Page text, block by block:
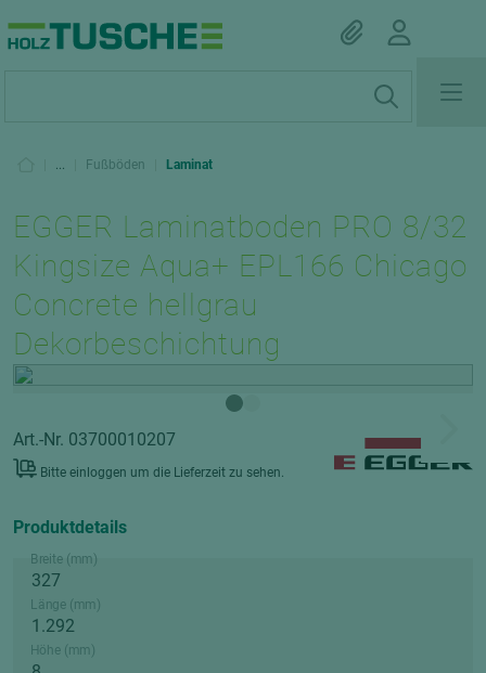
... Fußböden Laminat
EGGER Laminatboden PRO 8/32
Kingsize Aqua+ EPL166 Chicago
Concrete hellgrau
Dekorbeschichtung
Art.-Nr. 03700010207
Bitte einloggen um die Lieferzeit zu sehen.
Produktdetails
Breite (mm)
Länge (mm)
Höhe (mm)